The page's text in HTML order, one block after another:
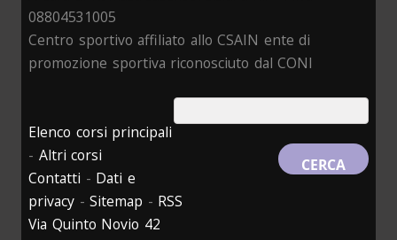
08804531005
Centro sportivo affiliato allo CSAIN ente di
promozione sportiva riconosciuto dal CONI
Elenco corsi principali
- Altri corsi
Contatti - Dati e
privacy -Sitemap - RSS
Via Quinto Novio 42